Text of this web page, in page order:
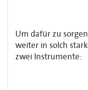
Um dafür zu
weiter in solch
zwei Instrumente: